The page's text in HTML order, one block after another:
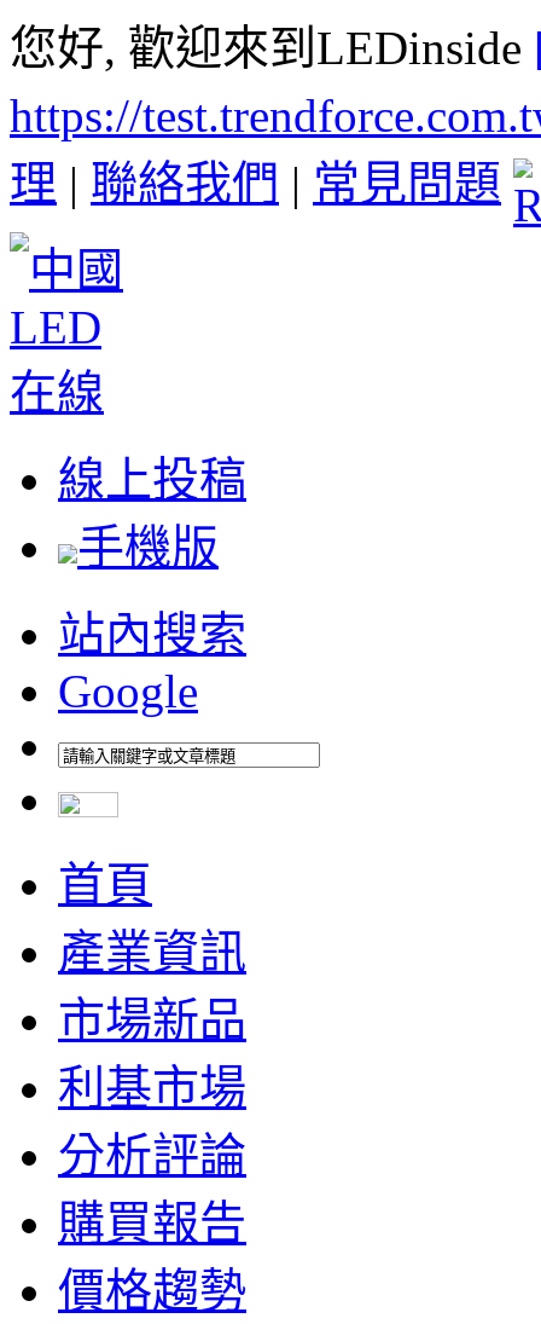
您好, 歡迎來到LEDinside
https://
理 | 聯絡我們 | 常見問題
線上投稿
手機版
站內搜索
Google
首頁
產業資訊
市場新品
利基市場
分析評論
購買報告
價格趨勢